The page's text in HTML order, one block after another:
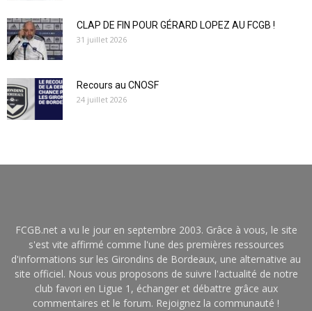
CLAP DE FIN POUR GÉRARD LOPEZ AU FCGB !
31 juillet 2026
Recours au CNOSF
24 juillet 2026
FCGB.net a vu le jour en septembre 2003. Grâce à vous, le site
s'est vite affirmé comme l'une des premières ressources
d'informations sur les Girondins de Bordeaux, une alternative au
site officiel. Nous vous proposons de suivre l'actualité de notre
club favori en Ligue 1, échanger et débattre grâce aux
commentaires et le forum. Rejoignez la communauté !